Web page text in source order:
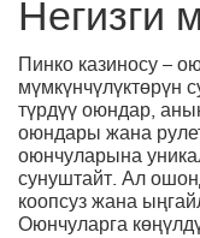
Негизги
Пинко казиносу –
мүмкүнчүлүктөрүн
түрдүү оюндар,
оюндары жана
оюнчуларына
сунуштайт. Ал
коопсуз жана
Оюнчуларга